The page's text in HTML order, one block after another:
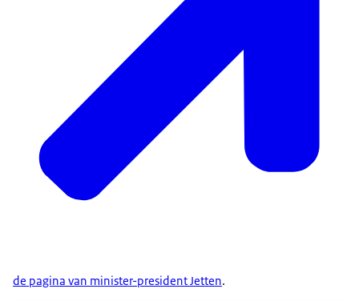
de pagina van minister-president Jetten.